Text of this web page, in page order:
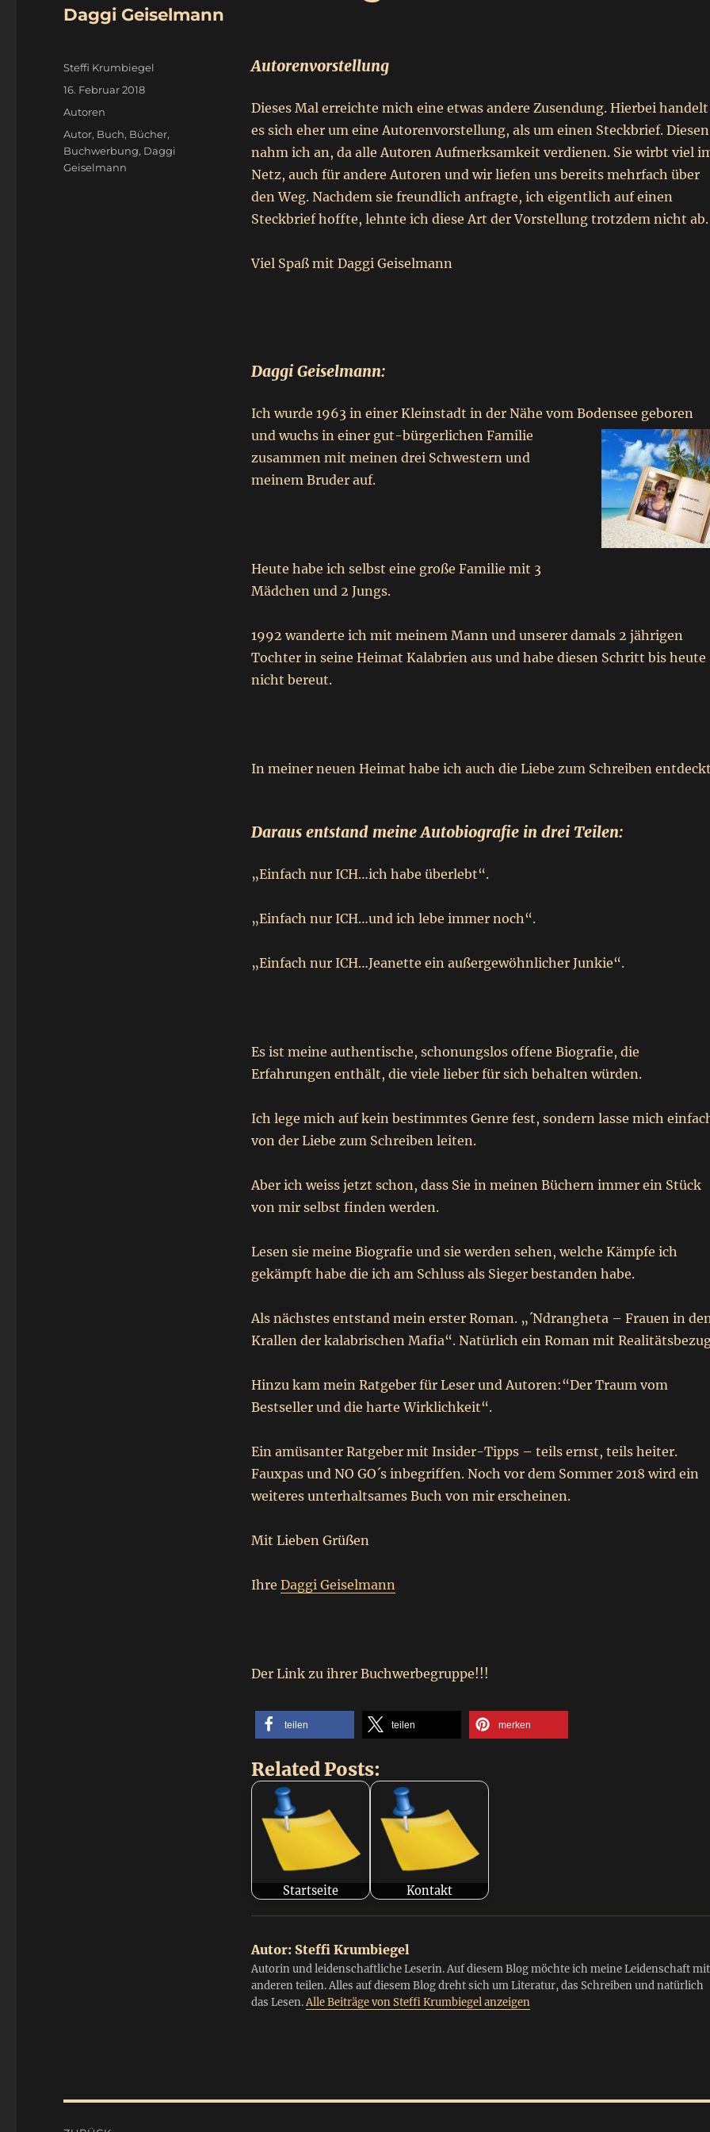
Daggi Geiselmann
Autorenvorstellung
Dieses Mal erreichte mich eine etwas andere Zusendung. Hierbei handelt
es sich eher um eine Autorenvorstellung, als um einen Steckbrief. Diesen
nahm ich an, da alle Autoren Aufmerksamkeit verdienen. Sie wirbt viel
Netz, auch für andere Autoren und wir liefen uns bereits mehrfach über
den Weg. Nachdem sie freundlich anfragte, ich eigentlich auf einen
Steckbrief hoffte, lehnte ich diese Art der Vorstellung trotzdem nicht ab.
Viel Spaß mit Daggi Geiselmann
Daggi Geiselmann:
Ich wurde 1963 in einer Kleinstadt in der Nähe vom Bodensee geboren
und wuchs in einer gut-bürgerlichen Familie
zusammen mit meinen drei Schwestern und
meinem Bruder auf.
Heute habe ich selbst eine große Familie mit 3
Mädchen und 2 Jungs.
1992 wanderte ich mit meinem Mann und unserer damals 2 jährigen
Tochter in seine Heimat Kalabrien aus und habe diesen Schritt bis heute
nicht bereut.
In meiner neuen Heimat habe ich auch die Liebe zum Schreiben
Daraus entstand meine Autobiografie in drei Teilen:
„Einfach nur ICH…ich habe überlebt“.
„Einfach nur ICH…und ich lebe immer noch“.
„Einfach nur ICH…Jeanette ein außergewöhnlicher Junkie“.
Es ist meine authentische, schonungslos offene Biografie, die
Erfahrungen enthält, die viele lieber für sich behalten würden.
Ich lege mich auf kein bestimmtes Genre fest, sondern lasse mich
von der Liebe zum Schreiben leiten.
Aber ich weiss jetzt schon, dass Sie in meinen Büchern immer ein Stück
von mir selbst finden werden.
Lesen sie meine Biografie und sie werden sehen, welche Kämpfe ich
gekämpft habe die ich am Schluss als Sieger bestanden habe.
Als nächstes entstand mein erster Roman. „´Ndrangheta – Frauen in
Krallen der kalabrischen Mafia“. Natürlich ein Roman mit
Hinzu kam mein Ratgeber für Leser und Autoren:“Der Traum vom
Bestseller und die harte Wirklichkeit“.
Ein amüsanter Ratgeber mit Insider-Tipps – teils ernst, teils heiter.
Fauxpas und NO GO´s inbegriffen. Noch vor dem Sommer 2018 wird ein
weiteres unterhaltsames Buch von mir erscheinen.
Mit Lieben Grüßen
Ihre Daggi Geiselmann
Der Link zu ihrer Buchwerbegruppe!!!
teilen teilen merken
Related Posts:
Startseite Kontakt
Autor:Steffi Krumbiegel
Autorin und leidenschaftliche Leserin. Auf diesem Blog möchte ich meine Leidenschaft mit
anderen teilen. Alles auf diesem Blog dreht sich um Literatur, das Schreiben und natürlich
das Lesen.Alle Beiträge von Steffi Krumbiegel anzeigen
Autor
Steffi Krumbiegel
Veröffentlicht
16. Februar 2018
Kategorien
Autoren
Schlagwörter
Autor, Buch, Bücher,
Buchwerbung, Daggi
Geiselmann